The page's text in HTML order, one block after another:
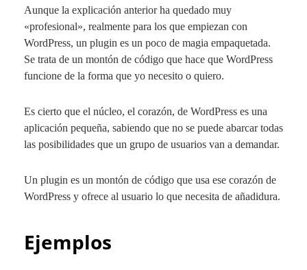
Aunque la explicación anterior ha quedado muy
«profesional», realmente para los que empiezan con
WordPress, un plugin es un poco de magia empaquetada.
Se trata de un montón de código que hace que WordPress
funcione de la forma que yo necesito o quiero.
Es cierto que el núcleo, el corazón, de WordPress es una
aplicación pequeña, sabiendo que no se puede abarcar todas
las posibilidades que un grupo de usuarios van a demandar.
Un plugin es un montón de código que usa ese corazón de
WordPress y ofrece al usuario lo que necesita de añadidura.
Ejemplos